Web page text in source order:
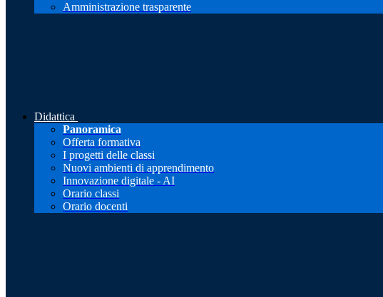
Amministrazione trasparente
Didattica
Panoramica
Offerta formativa
I progetti delle classi
Nuovi ambienti di apprendimento
Innovazione digitale - AI
Orario classi
Orario docenti